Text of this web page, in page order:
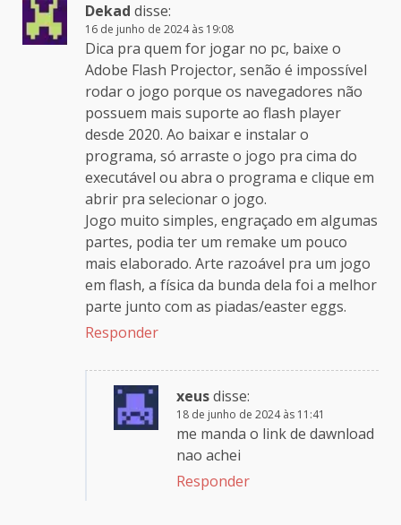
Dekad disse:
16 de junho de 2024 às 19:08
Dica pra quem for jogar no pc, baixe o
Adobe Flash Projector, senão é impossível
rodar o jogo porque os navegadores não
possuem mais suporte ao flash player
desde 2020. Ao baixar e instalar o
programa, só arraste o jogo pra cima do
executável ou abra o programa e clique em
abrir pra selecionar o jogo.
Jogo muito simples, engraçado em algumas
partes, podia ter um remake um pouco
mais elaborado. Arte razoável pra um jogo
em flash, a física da bunda dela foi a melhor
parte junto com as piadas/easter eggs.
Responder
xeusdisse:
18 de junho de 2024 às 11:41
me manda o link de dawnload
nao achei
Responder